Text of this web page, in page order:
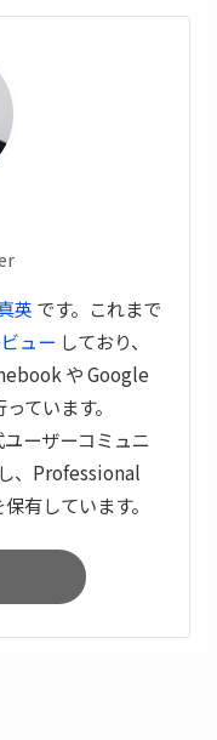
英 です。これまで
ュー しており、
や Google
ています。
ーザーコミュニ
、Professional
有しています。